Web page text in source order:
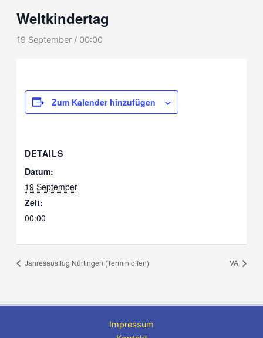
Weltkindertag
19 September / 00:00
Zum Kalender hinzufügen
DETAILS
Datum:
19 September
Zeit:
00:00
Jahresausflug Nürtingen (Termin offen) VA
Impressum